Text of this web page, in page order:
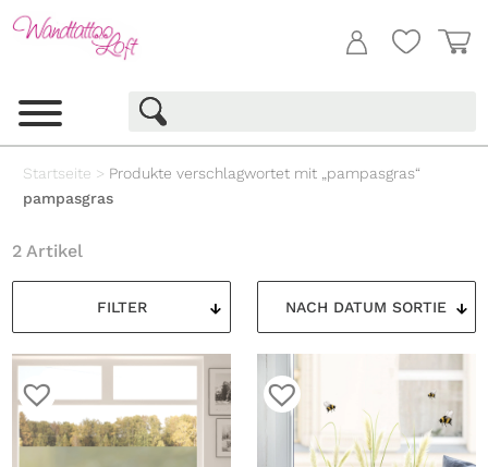
Startseite > Produkte verschlagwortet mit „pampasgras“
pampasgras
FILTER
2 Artikel